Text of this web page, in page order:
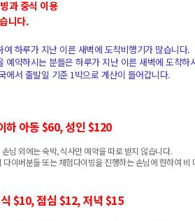
중식 이용
니다.
하루가 지난 이른 새벽에 도착비행기가 많습니다.
예약하시는 분들은 하루가 지난 이른 새벽에 도착
에서 출발일 기준 1박으로 계산이 들어갑니다.
하 아동 $60, 성인 $120
님 외에는 숙박, 식사만 예약을 따로 받지 않습니다.
다이버분들 또는 체험다이빙을 진행하는 손님에 한하여
$10, 점심 $12, 저녁 $15